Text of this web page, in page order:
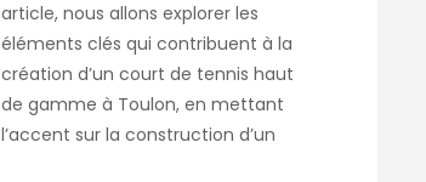
article, nous allons explorer les
éléments clés qui contribuent à la
création d’un court de tennis haut
de gamme à Toulon, en mettant
l’accent sur la construction d’un